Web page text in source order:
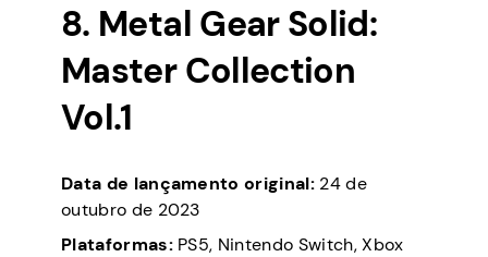
8. Metal Gear Solid:
Master Collection
Vol.1
Data de lançamento original:24 de
outubro de 2023
Plataformas:PS5, Nintendo Switch, Xbox